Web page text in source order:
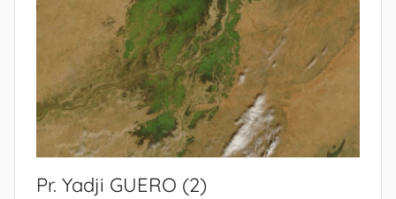
Pr. Yadji GUERO (2)